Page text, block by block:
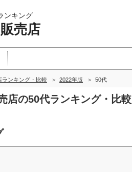
ンキング
売店
ランキング・比較 2022年版 50代
店の50代ランキング・比較